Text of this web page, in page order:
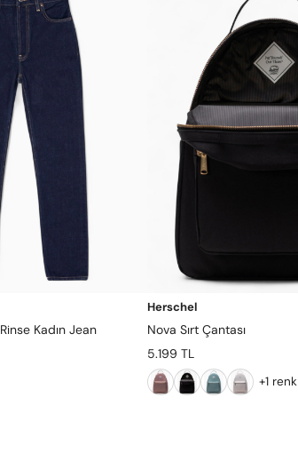
Kadın Jean
Herschel
Nova Sırt Çantası
5.199 TL
+1 renk